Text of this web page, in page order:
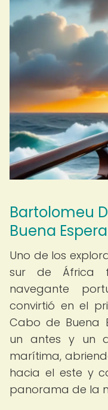
Bartolomeu
Buena
Uno de los
sur de África
navegante
convirtió en el
Cabo de Buena
un antes y un
marítima,
hacia el este y
panorama de la